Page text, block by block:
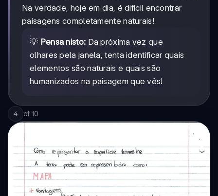
Na verdade, hoje em dia, é difícil encontrar
paisagens completamente naturais!
💡 Pensa nisto: Da próxima vez que
olhares pela janela, tenta identificar quais
elementos são naturais e quais são
humanizados na paisagem que vês!
4 of 10